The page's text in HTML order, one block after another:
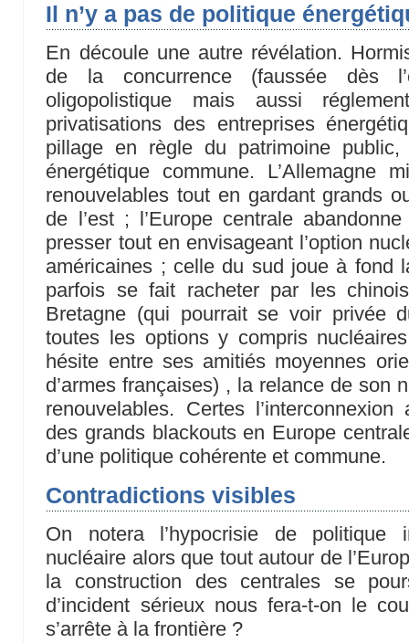
Il n’y a pas de politique
En découle une autre révélation.
de la concurrence (faussée dès
oligopolistique mais aussi
privatisations des entreprises
pillage en règle du patrimoine
énergétique commune. L’Allemagne
renouvelables tout en gardant grands
de l’est ; l’Europe centrale
presser tout en envisageant l’option
américaines ; celle du sud joue à fond
parfois se fait racheter par les
Bretagne (qui pourrait se voir privée
toutes les options y compris
hésite entre ses amitiés moyennes
d’armes françaises) , la relance de son
renouvelables. Certes
des grands blackouts en Europe
d’une politique cohérente et commune.
Contradictions visibles
On notera l’hypocrisie de politique
nucléaire alors que tout autour de
la construction des centrales se
d’incident sérieux nous fera-t-on le
s’arrête à la frontière ?